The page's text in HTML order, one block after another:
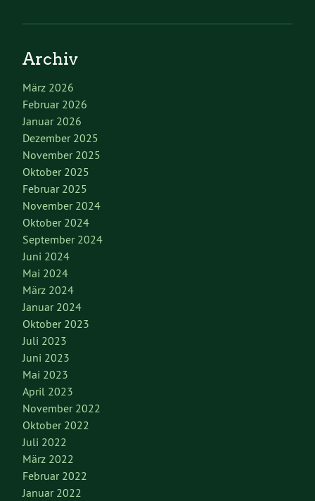
Archiv
März 2026
Februar 2026
Januar 2026
Dezember 2025
November 2025
Oktober 2025
Februar 2025
November 2024
Oktober 2024
September 2024
Juni 2024
Mai 2024
März 2024
Januar 2024
Oktober 2023
Juli 2023
Juni 2023
Mai 2023
April 2023
November 2022
Oktober 2022
Juli 2022
März 2022
Februar 2022
Januar 2022